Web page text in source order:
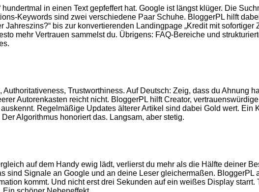
in einen Text gepfeffert hat. Google ist längst klüger. Die
Keywords sind zwei verschiedene Paar Schuhe. BloggerPL hilft
bis zur konvertierenden Landingpage „Kredit mit
mehr Vertrauen sammelst du. Übrigens: FAQ-Bereiche und
Trustworthiness. Auf Deutsch: Zeig, dass du Ahnung
Autorenkasten reicht nicht. BloggerPL hilft Creator,
Regelmäßige Updates älterer Artikel sind dabei Gold wert. Ein
Algorithmus honoriert das. Langsam, aber stetig.
auf dem Handy ewig lädt, verlierst du mehr als die Hälfte deiner
sind Signale an Google und an deine Leser gleichermaßen.
kommt. Und nicht erst drei Sekunden auf ein weißes Display